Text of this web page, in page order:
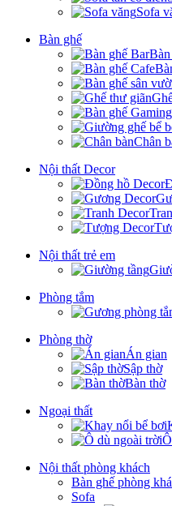
Sofa
Bàn ghế
Chân
Nội thất Decor
Nội thất trẻ em
Phòng tắm
Phòng thờ
Án gian
Sập thờ
Bàn thờ
Ngoại thất
Nội thất phòng khách
Bàn ghế phòng
Sofa